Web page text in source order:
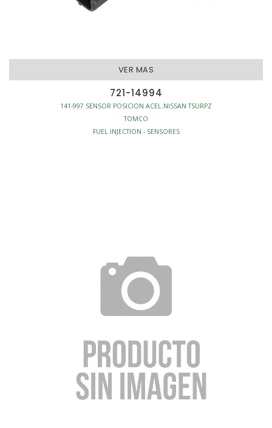
VER MAS
721-14994
141-997 SENSOR POSICION ACEL.NISSAN TSURPZ
TOMCO
FUEL INJECTION - SENSORES